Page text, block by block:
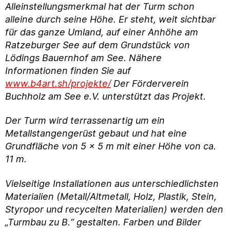
Alleinstellungsmerkmal hat der Turm schon
alleine durch seine Höhe. Er steht, weit sichtbar
für das ganze Umland, auf einer Anhöhe am
Ratzeburger See auf dem Grundstück von
Lödings Bauernhof am See. Nähere
Informationen finden Sie auf
www.b4art.sh/projekte/Der Förderverein
Buchholz am See e.V. unterstützt das Projekt.
Der Turm wird terrassenartig um ein
Metallstangengerüst gebaut und hat eine
Grundfläche von 5 x 5 m mit einer Höhe von ca.
11 m.
Vielseitige Installationen aus unterschiedlichsten
Materialien (Metall/Altmetall, Holz, Plastik, Stein,
Styropor und recycelten Materialien) werden den
„Turmbau zu B.“ gestalten. Farben und Bilder